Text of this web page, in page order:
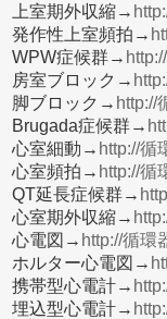
上室期外収縮→
発作性上室頻拍→
WPW症候群→
房室ブロック→
脚ブロック→ http://
Brugada症候群→
心室細動→ http://循
心室頻拍→ http://循
QT延長症候群→
心室期外収縮→
心電図→ http://循環
ホルター心電図→
携帯型心電計→
埋込型心電計→